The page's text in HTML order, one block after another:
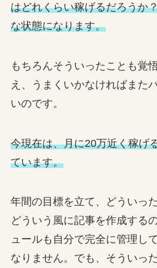
はどれくらい稼げるだろうか
な状態になります。
もちろんそういったことも覚
え、うまくいかなければまた
いのです。
今現在は、月に20万近く稼げ
ています。
年間の目標を立て、どういっ
どういう風に記事を作成する
ュールも自分で完全に管理し
なりません。でも、そういっ